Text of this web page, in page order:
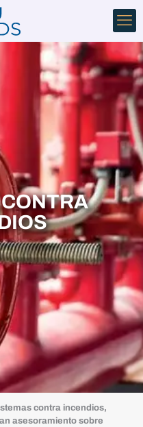
contra incendios,
asesoramiento sobre